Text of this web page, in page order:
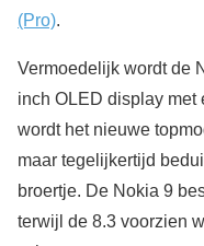
(Pro).
Vermoedelijk wordt de
inch OLED display met
wordt het nieuwe
maar tegelijkertijd
broertje. De Nokia 9
terwijl de 8.3 voorzien